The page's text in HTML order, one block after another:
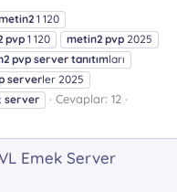
1 120
pvp 1 120 metin2 pvp 2025
pvp server tanıtımları
serverler 2025
server
Cevaplar: 12
Emek Server